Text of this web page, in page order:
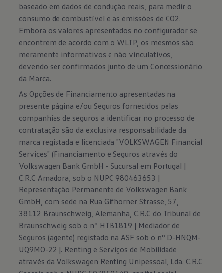
baseado em dados de condução reais, para medir o
consumo de combustível e as emissões de CO2.
Embora os valores apresentados no configurador se
encontrem de acordo com o WLTP, os mesmos são
meramente informativos e não vinculativos,
devendo ser confirmados junto de um Concessionário
da Marca.
As Opções de Financiamento apresentadas na
presente página e/ou Seguros fornecidos pelas
companhias de seguros a identificar no processo de
contratação são da exclusiva responsabilidade da
marca registada e licenciada "VOLKSWAGEN Financial
Services" (Financiamento e Seguros através do
Volkswagen Bank GmbH - Sucursal em Portugal |
C.R.C Amadora, sob o NUPC 980463653 |
Representação Permanente de Volkswagen Bank
GmbH, com sede na Rua Gifhorner Strasse, 57,
38112 Braunschweig, Alemanha, C.R.C do Tribunal de
Braunschweig sob o nº HTB1819 | Mediador de
Seguros (agente) registado na ASF sob o nº D-HNQM-
UQ9MO-22 |. Renting e Serviços de Mobilidade
através da Volkswagen Renting Unipessoal, Lda. C.R.C